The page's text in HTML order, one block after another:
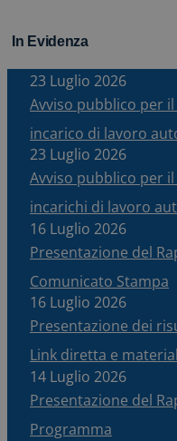
In Evidenza
23 Luglio 2026
Avviso pubblico per
incarico di lavoro
23 Luglio 2026
Avviso pubblico per
incarichi di lavoro
16 Luglio 2026
Presentazione del
Comunicato Stampa
16 Luglio 2026
Presentazione dei
Link diretta e
14 Luglio 2026
Presentazione del
Programma